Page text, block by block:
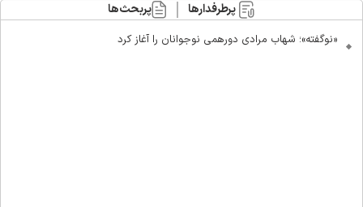
پرطرفدارها پربحث‌ها
«نوگفته»؛ شهاب مرادی دورهمی نوجوانان را آغاز کرد